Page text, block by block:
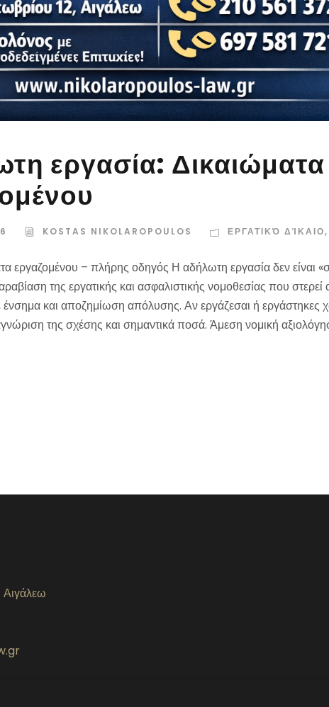
εργασία: Δικαιώματα
KOSTAS NIKOLAROPOULOS ΕΡΓΑΤΙΚΌ ΔΊΚΑΙΟ,
εργαζομένου – πλήρης οδηγός Η αδήλωτη εργασία δεν είναι
της εργατικής και ασφαλιστικής νομοθεσίας που
και αποζημίωση απόλυσης. Αν εργάζεσαι ή εργάστηκες
της σχέσης και σημαντικά ποσά. Άμεση νομική